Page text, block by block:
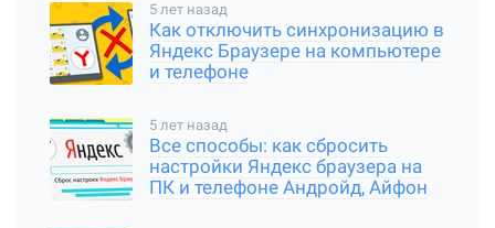
5 лет назад
Как отключить синхронизацию в
Яндекс Браузере на компьютере
и телефоне
5 лет назад
Все способы: как сбросить
настройки Яндекс браузера на
ПК и телефоне Андройд, Айфон